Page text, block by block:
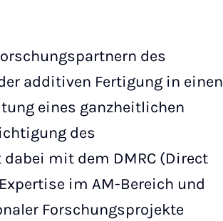
des
additiven Fertigung in einen
eines ganzheitlichen
des
mit dem DMRC (Direct
im AM-Bereich und
Forschungsprojekte